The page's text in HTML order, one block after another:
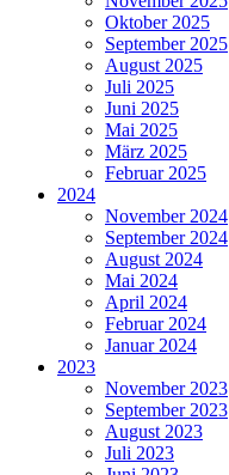
Oktober 2025
September 2025
August 2025
Juli 2025
Juni 2025
Mai 2025
März 2025
Februar 2025
2024
November 2024
September 2024
August 2024
Mai 2024
April 2024
Februar 2024
Januar 2024
2023
November 2023
September 2023
August 2023
Juli 2023